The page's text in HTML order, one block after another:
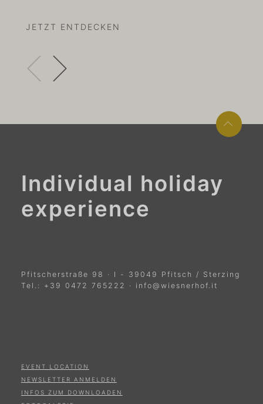
JETZT ENTDECKEN
Individual holiday
experience
Pfitscherstraße 98 · I - 39049
Pfitsch / Sterzing
Tel.: +39 0472 765222 · info@wiesnerhof.it
EVENT LOCATION
NEWSLETTER ANMELDEN
INFOS ZUM DOWNLOADEN